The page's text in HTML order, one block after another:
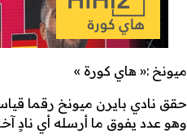
ميونخ :« هاي كورة »
وهو عدد يفوق ما أرسله أي نادٍ